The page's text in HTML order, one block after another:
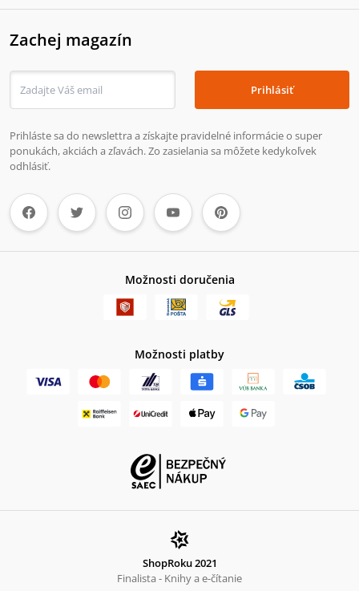
Zachej magazín
Prihlásiť
Prihláste sa do newslettra a získajte pravidelné informácie o super
ponukách, akciách a zľavách. Zo zasielania sa môžete kedykoľvek
odhlásiť.
Možnosti doručenia
Možnosti platby
ShopRoku 2021
Finalista - Knihy a e-čítanie